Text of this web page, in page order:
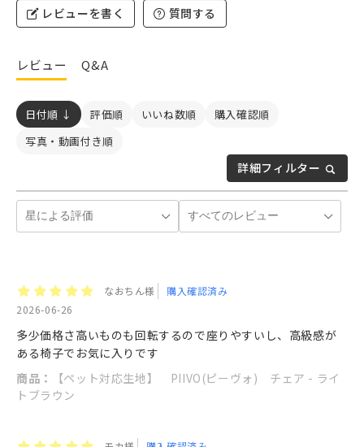
レビューを書く 質問する
レビュー Q&A
詳細フィルター
日付順 ↓ 評価順 いいね数順
購入確認順
写真・動画付き順
なおちん様
購入確認済み
2026-06-26
多少価格さ高いものも回転するので座りやすいし、高級感が
ある椅子でお気に入りです
商品：
【ペット対応生地】 PIIVO(ピーヴォ) チェア - ライ
トブラウン